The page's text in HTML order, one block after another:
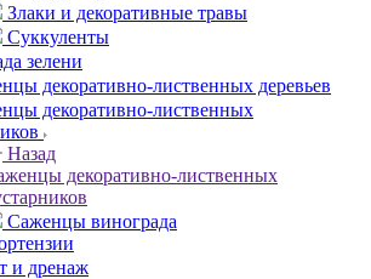
Злаки и декоративные травы
Суккуленты
зелени
декоративно-лиственных деревьев
декоративно-лиственных
Назад
декоративно-лиственных
Саженцы винограда
и дренаж